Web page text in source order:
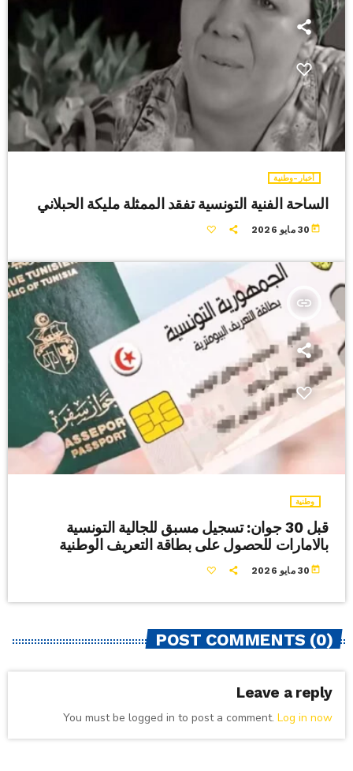
أخبار-وطنية
الساحة الفنية التونسية تفقد الممثلة مليكة الحبلاني
today 30 مايو 2026
insert_link
وطنية
قبل 30 جوان: تسجيل مسبق للجالية التونسية
بالامارات للحصول على بطاقة التعريف الوطنية
today 30 مايو 2026
POST COMMENTS (0)
Leave a reply
You must be logged in to post a comment. Log in now